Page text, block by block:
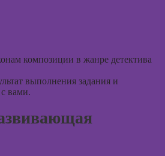
композиции в жанре детектива
выполнения задания и
вами.